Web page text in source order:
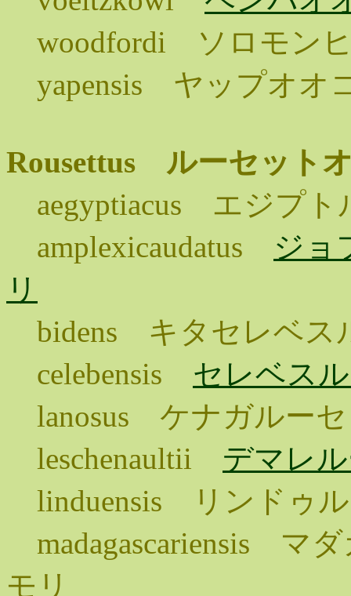
woodfordi ソロモン
yapensis ヤップオオ
Rousettus ルーセット
aegyptiacus エジプト
amplexicaudatus ジョ
リ
bidens キタセレベス
celebensis セレベス
lanosus ケナガルーセ
leschenaultii デマレ
linduensis リンドゥ
madagascariensis マ
モリ